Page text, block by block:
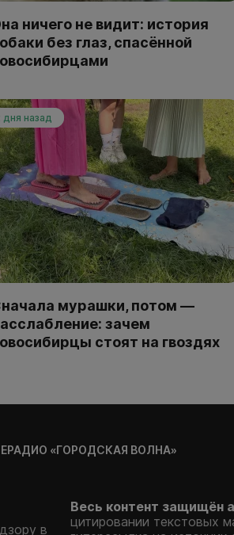
ничего не видит: история
без глаз, спасённой
дня назад
мурашки, потом —
зачем
стоят на гвоздях
РАДИО «ГОРОДСКАЯ ВОЛНА»
в
Весь контент защищён
цитировании текстовых